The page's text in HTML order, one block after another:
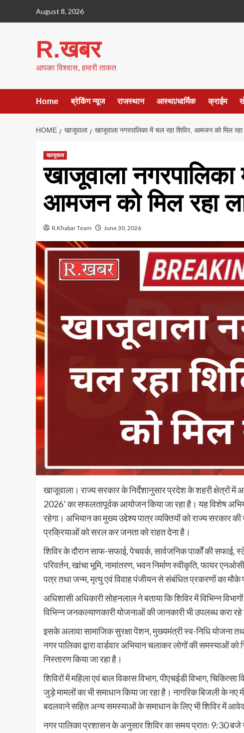
August 8, 2026
R.खबर
आपका विश्वास, हमारी ताकत
Home ब्रेकिंग न्यूज राजस्थान आस्था/धार्मिक क्राईम
HOME खाजूवाला खाजूवाला नगरपालिका में चल रहा शिविर, आमजन को मिल
खाजूवाला
खाजूवाला नगरपालिका
आमजन को मिल रहा
R.Khabar Team June 30, 2026
खाजूवाला। राज्य सरकार के निर्देशानुसार प्रदेश के शहरी क्षेत्रों
2026’ का सफलतापूर्वक आयोजन किया जा रहा है। यह विशेष
रहेगा। अभियान का मुख्य उद्देश्य पात्र व्यक्तियों को राज्य
प्रक्रियाओं को सरल कर जनता को राहत देना है।
शिविर के दौरान साफ-सफाई, पेचवर्क, सार्वजनिक पार्कों की
परिवर्तन, खांचा भूमि, नामांतरण, भवन निर्माण स्वीकृति, फायर
पत्र तथा जन्म, मृत्यु एवं विवाह पंजीयन से संबंधित प्रकरणों का मौके
अधिशासी अधिकारी सोहनलाल ने बताया कि शिविर में विभिन्न
विभिन्न जनकल्याणकारी योजनाओं की जानकारी भी उपलब्ध करा
इसके अलावा सामाजिक सुरक्षा पेंशन, मुख्यमंत्री स्व-निधि योजना
नगर पालिका द्वारा वार्डवार अभियान चलाकर लोगों की समस्याओं
निस्तारण किया जा रहा है।
शिविरों में महिला एवं बाल विकास विभाग, पीएचईडी विभाग,
जुड़े मामलों का भी समाधान किया जा रहा है। नागरिक बिजली के नए
बदलवाने सहित अन्य समस्याओं के समाधान के लिए भी शिविर में
नगर पालिका प्रशासन के अनुसार शिविर का समय प्रातः 9:30 बजे